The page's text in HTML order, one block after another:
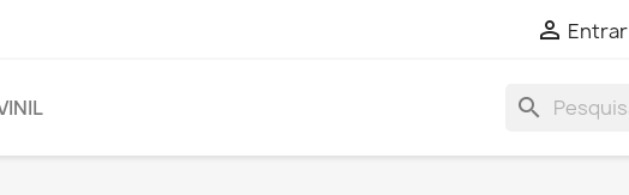
 Entrar
search